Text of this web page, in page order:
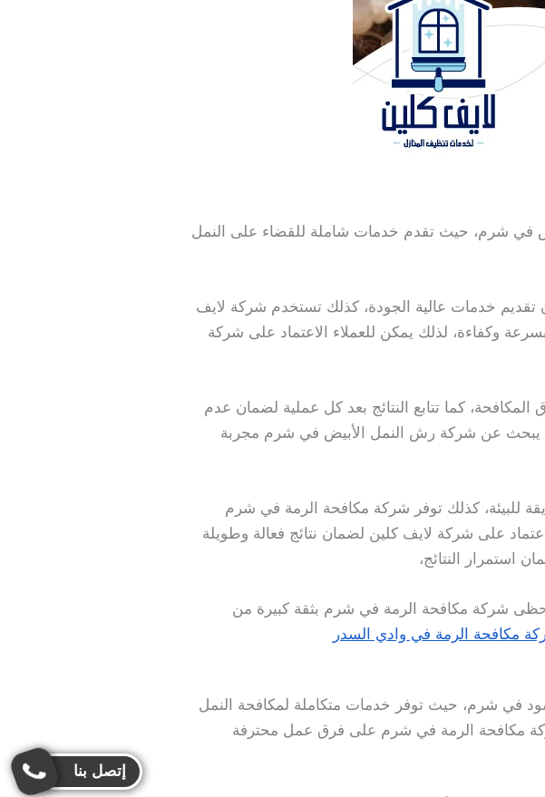
في شرم، حيث تقدم خدمات شاملة للقضاء على النمل
خدمات عالية الجودة، كذلك تستخدم شركة لايف
وكفاءة، لذلك يمكن للعملاء الاعتماد على شركة
كما تتابع النتائج بعد كل عملية لضمان عدم
من يبحث عن شركة رش النمل الأبيض في شرم مجربة
للبيئة، كذلك توفر شركة مكافحة الرمة في شرم
على شركة لايف كلين لضمان نتائج فعالة وطويلة
استمرار النتائج،
شركة مكافحة الرمة في شرم بثقة كبيرة من
مكافحة الرمة في وادي السدر
في شرم، حيث توفر خدمات متكاملة لمكافحة النمل
مكافحة الرمة في شرم على فرق عمل محترفة
إتصل بنا